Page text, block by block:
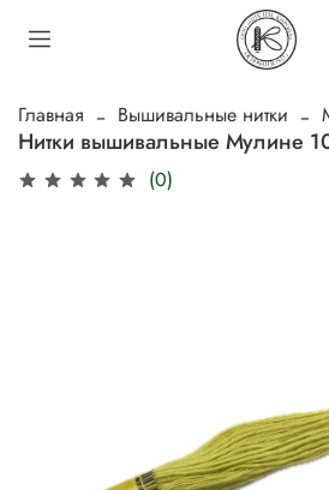
Главная Вышивальные нитки
Нитки вышивальные Мулине
(0)